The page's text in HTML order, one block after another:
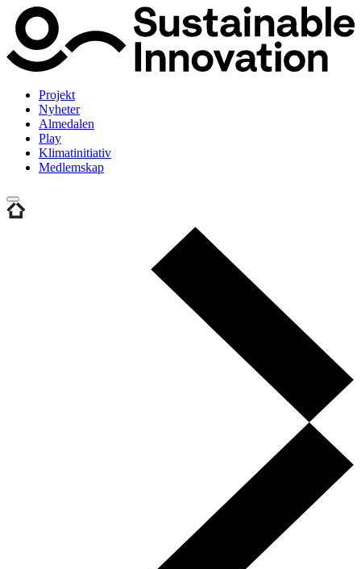
Projekt
Nyheter
Almedalen
Play
Klimatinitiativ
Medlemskap